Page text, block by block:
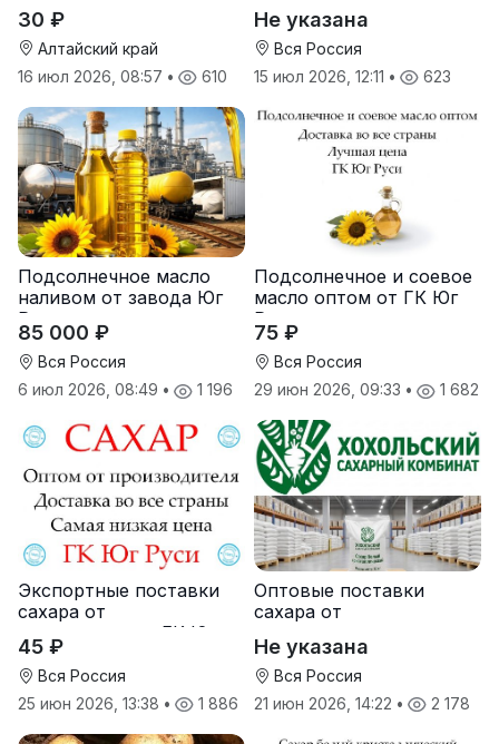
30 ₽
Алтайский край
16 июл 2026, 08:57 • 610
корма
Не указана
Вся Россия
15 июл 2026, 12:11 • 623
Подсолнечное масло
наливом от завода Юг
Руси
85 000 ₽
Вся Россия
6 июл 2026, 08:49 • 1 196
Подсолнечное и соевое
масло оптом от ГК Юг
Руси
75 ₽
Вся Россия
29 июн 2026, 09:33 • 1 682
Экспортные поставки
сахара от
производителя ГК Юг
Руси
45 ₽
Вся Россия
25 июн 2026, 13:38 • 1 886
Оптовые поставки
сахара от
Хохольский сахарный
комбинат
Не указана
Вся Россия
21 июн 2026, 14:22 • 2 178